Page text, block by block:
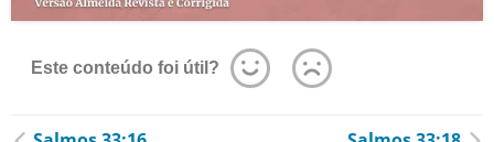
Este conteúdo foi útil?